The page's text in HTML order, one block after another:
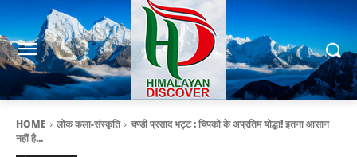
HOME लोक कला-संस्कृति
चण्डी प्रसाद भट्ट : चिपको के अप्रतिम योद्धा! इतना आसान
नहीं है...